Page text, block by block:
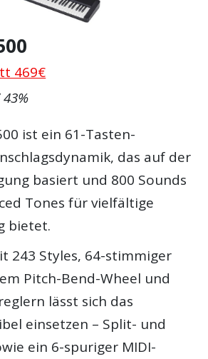
469€
ist ein 61-Tasten-
das auf der
basiert und 800 Sounds
Tones für vielfältige
bietet.
243 Styles, 64-stimmiger
Pitch-Bend-Wheel und
lässt sich das
einsetzen – Split- und
ein 6-spuriger MIDI-